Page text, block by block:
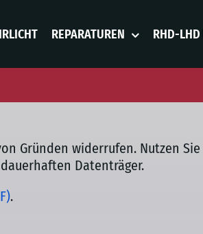
REPARATUREN RHD-
Gründen widerrufen. Nutzen Sie
Datenträger.
.